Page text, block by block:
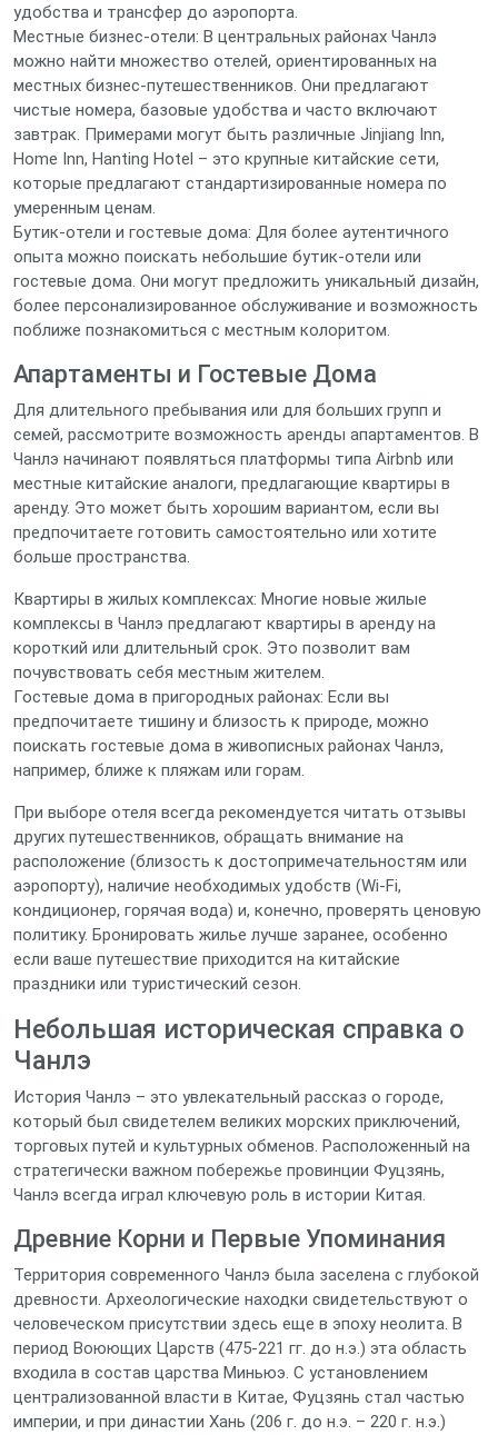
удобства и трансфер до аэропорта.
Местные бизнес-отели: В центральных районах Чанлэ
можно найти множество отелей, ориентированных на
местных бизнес-путешественников. Они предлагают
чистые номера, базовые удобства и часто включают
завтрак. Примерами могут быть различные Jinjiang Inn,
Home Inn, Hanting Hotel – это крупные китайские сети,
которые предлагают стандартизированные номера по
умеренным ценам.
Бутик-отели и гостевые дома: Для более аутентичного
опыта можно поискать небольшие бутик-отели или
гостевые дома. Они могут предложить уникальный дизайн,
более персонализированное обслуживание и возможность
поближе познакомиться с местным колоритом.
Апартаменты и Гостевые Дома
Для длительного пребывания или для больших групп и
семей, рассмотрите возможность аренды апартаментов. В
Чанлэ начинают появляться платформы типа Airbnb или
местные китайские аналоги, предлагающие квартиры в
аренду. Это может быть хорошим вариантом, если вы
предпочитаете готовить самостоятельно или хотите
больше пространства.
Квартиры в жилых комплексах: Многие новые жилые
комплексы в Чанлэ предлагают квартиры в аренду на
короткий или длительный срок. Это позволит вам
почувствовать себя местным жителем.
Гостевые дома в пригородных районах: Если вы
предпочитаете тишину и близость к природе, можно
поискать гостевые дома в живописных районах Чанлэ,
например, ближе к пляжам или горам.
При выборе отеля всегда рекомендуется читать отзывы
других путешественников, обращать внимание на
расположение (близость к достопримечательностям или
аэропорту), наличие необходимых удобств (Wi-Fi,
кондиционер, горячая вода) и, конечно, проверять ценовую
политику. Бронировать жилье лучше заранее, особенно
если ваше путешествие приходится на китайские
праздники или туристический сезон.
Небольшая историческая справка о
Чанлэ
История Чанлэ – это увлекательный рассказ о городе,
который был свидетелем великих морских приключений,
торговых путей и культурных обменов. Расположенный на
стратегически важном побережье провинции Фуцзянь,
Чанлэ всегда играл ключевую роль в истории Китая.
Древние Корни и Первые Упоминания
Территория современного Чанлэ была заселена с глубокой
древности. Археологические находки свидетельствуют о
человеческом присутствии здесь еще в эпоху неолита. В
период Воюющих Царств (475-221 гг. до н.э.) эта область
входила в состав царства Миньюэ. С установлением
централизованной власти в Китае, Фуцзянь стал частью
империи, и при династии Хань (206 г. до н.э. – 220 г. н.э.)